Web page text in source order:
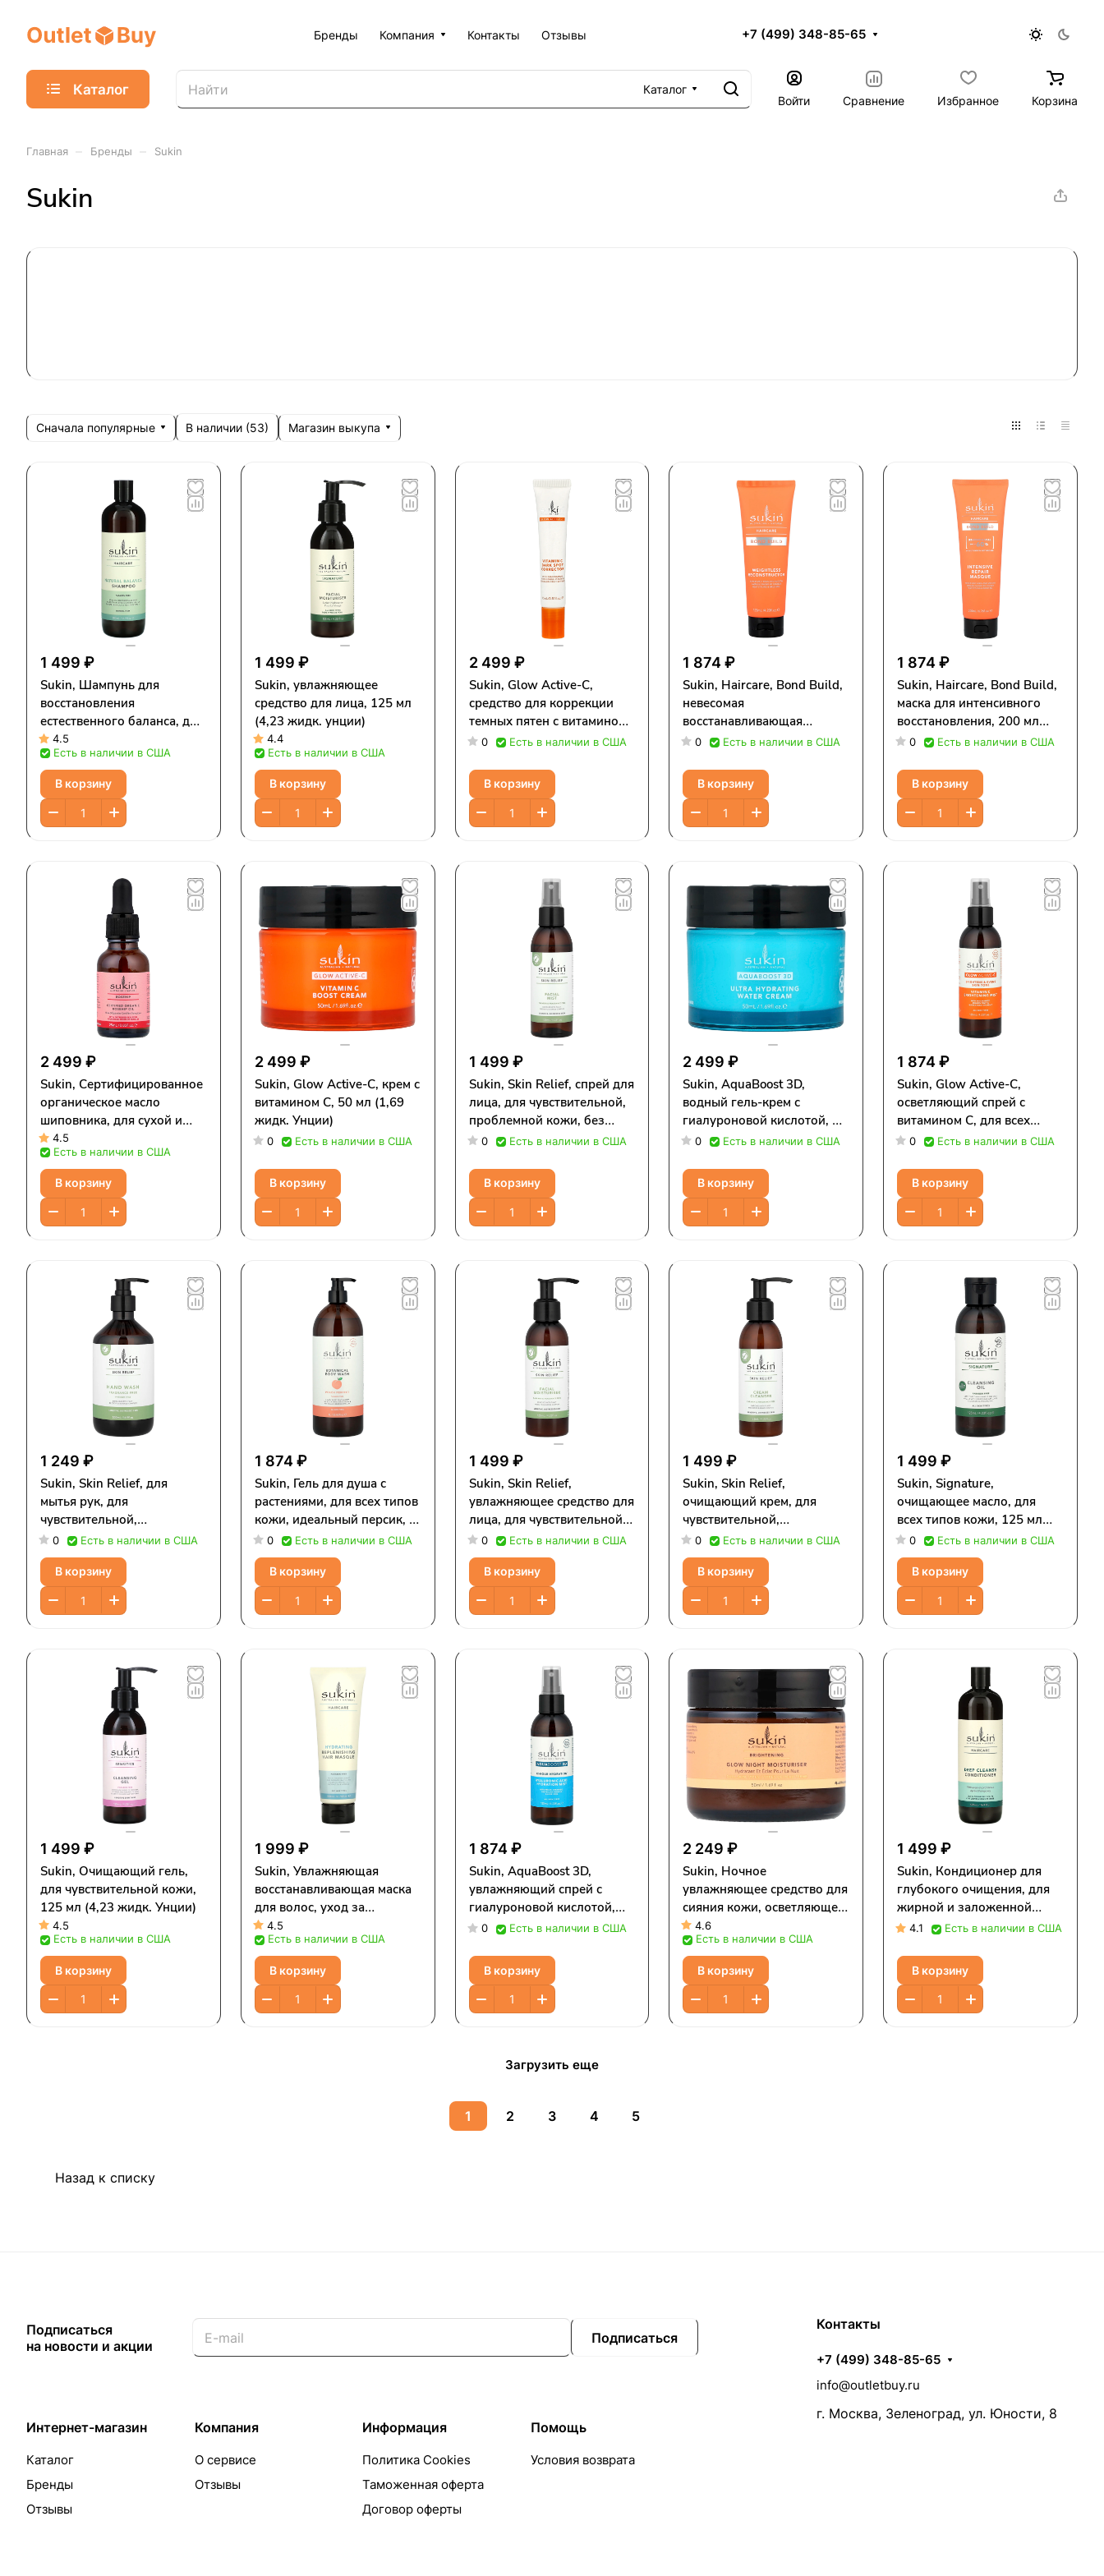
Бренды Компания Контакты Отзывы +7 (499) 348-85-65
Каталог
Каталог
Войти
Сравнение Избранное Корзина
Главная Бренды Sukin
Sukin
Сначала популярные В наличии (53) Магазин выкупа
1 499 ₽
Sukin, Шампунь для
восстановления
естественного баланса, для
нормальных волос, 500 мл
(16,9 жидк. унций)
4.5
Есть в наличии в США
В корзину
1 499 ₽
Sukin, увлажняющее
средство для лица, 125 мл
(4,23 жидк. унции)
4.4
Есть в наличии в США
В корзину
2 499 ₽
Sukin, Glow Active-C,
средство для коррекции
темных пятен с витамином
C, 15 мл (0,51 жидк. Унции)
0 Есть в наличии в США
В корзину
1 874 ₽
Sukin, Haircare, Bond Build,
невесомая
восстанавливающая
сыворотка, 125 мл (4,23
0 Есть в наличии в США
В корзину
1 874 ₽
Sukin, Haircare, Bond Build,
маска для интенсивного
восстановления, 200 мл
(6,76 жидк. Унции)
0 Есть в наличии в США
В корзину
2 499 ₽
Sukin, Сертифицированное
органическое масло
шиповника, для сухой и
проблемной кожи, 25 мл
(0,85 жидк. Унции)
4.5
Есть в наличии в США
В корзину
2 499 ₽
Sukin, Glow Active-C, крем с
витамином C, 50 мл (1,69
жидк. Унции)
0 Есть в наличии в США
В корзину
1 499 ₽
Sukin, Skin Relief, спрей для
лица, для чувствительной,
проблемной кожи, без
отдушек, 125 мл (4,23
0 Есть в наличии в США
В корзину
2 499 ₽
Sukin, AquaBoost 3D,
водный гель-крем с
гиалуроновой кислотой, 50
мл (1,69 жидк. Унции)
0 Есть в наличии в США
В корзину
1 874 ₽
Sukin, Glow Active-C,
осветляющий спрей с
витамином C, для всех
типов кожи, 125 мл (4,23
0 Есть в наличии в США
В корзину
1 249 ₽
Sukin, Skin Relief, для
мытья рук, для
чувствительной,
проблемной кожи, без
отдушек, 500 мл (16,9
жидк. Унции)
0 Есть в наличии в США
В корзину
1 874 ₽
Sukin, Гель для душа с
растениями, для всех типов
кожи, идеальный персик, 1
л (33,82 жидк. Унции)
0 Есть в наличии в США
В корзину
1 499 ₽
Sukin, Skin Relief,
увлажняющее средство для
лица, для чувствительной,
проблемной кожи, без
отдушек, 125 мл (4,23
жидк. Унции)
0 Есть в наличии в США
В корзину
1 499 ₽
Sukin, Skin Relief,
очищающий крем, для
чувствительной,
раздраженной кожи, без
отдушек, 125 мл (4,23
жидк. Унции)
0 Есть в наличии в США
В корзину
1 499 ₽
Sukin, Signature,
очищающее масло, для
всех типов кожи, 125 мл
(4,23 жидк. Унции)
0 Есть в наличии в США
В корзину
1 499 ₽
Sukin, Очищающий гель,
для чувствительной кожи,
125 мл (4,23 жидк. Унции)
4.5
Есть в наличии в США
В корзину
1 999 ₽
Sukin, Увлажняющая
восстанавливающая маска
для волос, уход за
волосами, 6,76 жидких
унций (200 мл)
4.5
Есть в наличии в США
В корзину
1 874 ₽
Sukin, AquaBoost 3D,
увлажняющий спрей с
гиалуроновой кислотой,
для всех типов кожи, 125
0 Есть в наличии в США
В корзину
2 249 ₽
Sukin, Ночное
увлажняющее средство для
сияния кожи, осветляющее,
50 мл (1,69 жидк. Унции)
4.6
Есть в наличии в США
В корзину
1 499 ₽
Sukin, Кондиционер для
глубокого очищения, для
жирной и заложенной
кожи головы, 500 мл (16,9
4.1 Есть в наличии в США
В корзину
Загрузить еще
1 2 3 4 5
Назад к списку
Подписаться
на новости и акции
Подписаться
Интернет-магазин
Каталог
Бренды
Отзывы
Компания
О сервисе
Отзывы
Информация
Политика Cookies
Таможенная оферта
Договор оферты
Помощь
Условия возврата
Контакты
+7 (499) 348-85-65
info@outletbuy.ru
г. Москва, Зеленоград, ул. Юности, 8